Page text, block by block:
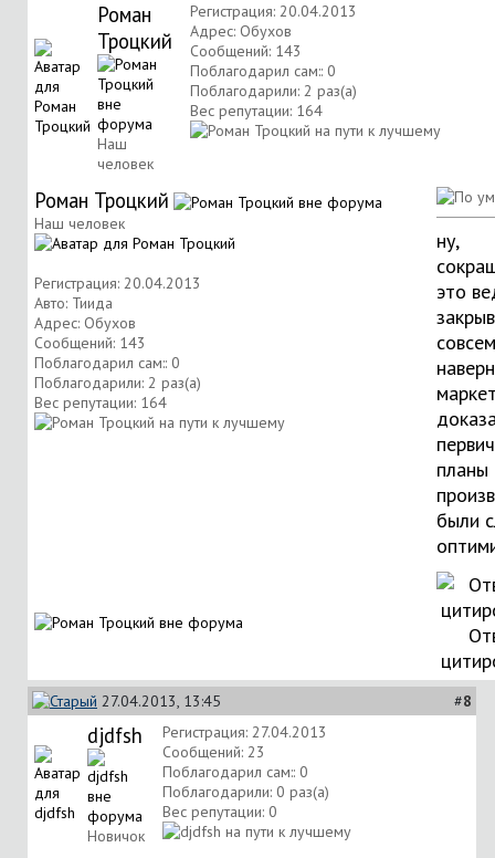
Роман
Троцкий
Наш
человек
Регистрация: 20.04.2013
Адрес: Обухов
Сообщений: 143
Поблагодарил сам:: 0
Поблагодарили: 2 раз(а)
Вес репутации: 164
Роман Троцкий
Наш человек
Регистрация: 20.04.2013
Авто: Тиида
Адрес: Обухов
Сообщений: 143
Поблагодарил сам:: 0
Поблагодарили: 2 раз(а)
Вес репутации: 164
ну,
это
планы
были
27.04.2013, 13:45 #8
djdfsh
Новичок
Регистрация: 27.04.2013
Сообщений: 23
Поблагодарил сам:: 0
Поблагодарили: 0 раз(а)
Вес репутации: 0